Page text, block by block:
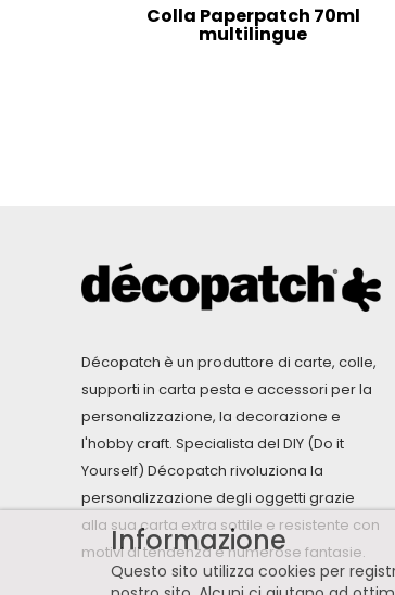
Colla Paperpatch 70ml
multilingue
Décopatch è un produttore di carte, colle,
supporti in carta pesta e accessori per la
personalizzazione, la decorazione e
l'hobby craft. Specialista del DIY (Do it
Yourself) Décopatch rivoluziona la
personalizzazione degli oggetti grazie
alla sua carta extra sottile e resistente con
motivi di tendenza e numerose fantasie.
Informazione
Questo sito utilizza cookies per